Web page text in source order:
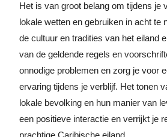
Het is van groot belang om tijdens je
lokale wetten en gebruiken in acht te
de cultuur en tradities van het eiland
van de geldende regels en
onnodige problemen en zorg je voor
ervaring tijdens je verblijf. Het tonen
lokale bevolking en hun manier van
een positieve interactie en verrijkt je
prachtige Caribische eiland.